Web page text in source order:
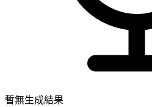
暫無生成結果